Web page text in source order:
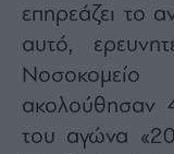
Μετοχές
Αγορές
επηρεάζει το
αυτό,
ακολούθησαν
του αγώνα